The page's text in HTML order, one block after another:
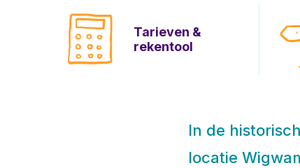
Tarieven &
rekentool
In de
locatie